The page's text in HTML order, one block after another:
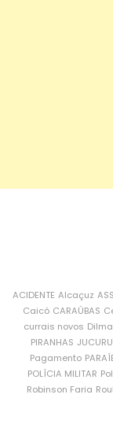
ACIDENTE Alcaçuz
Caicó CARAÚBAS
currais novos Dilma
PIRANHAS
Pagamento
POLÍCIA MILITAR
Robinson Faria